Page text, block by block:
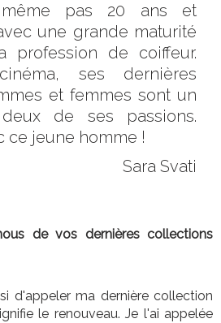
pas 20 ans et
une grande maturité
profession de coiffeur.
ses dernières
et femmes sont un
de ses passions.
ce jeune homme !
Sara Svati
de vos dernières collections
d'appeler ma dernière collection
le renouveau. Je l'ai appelée